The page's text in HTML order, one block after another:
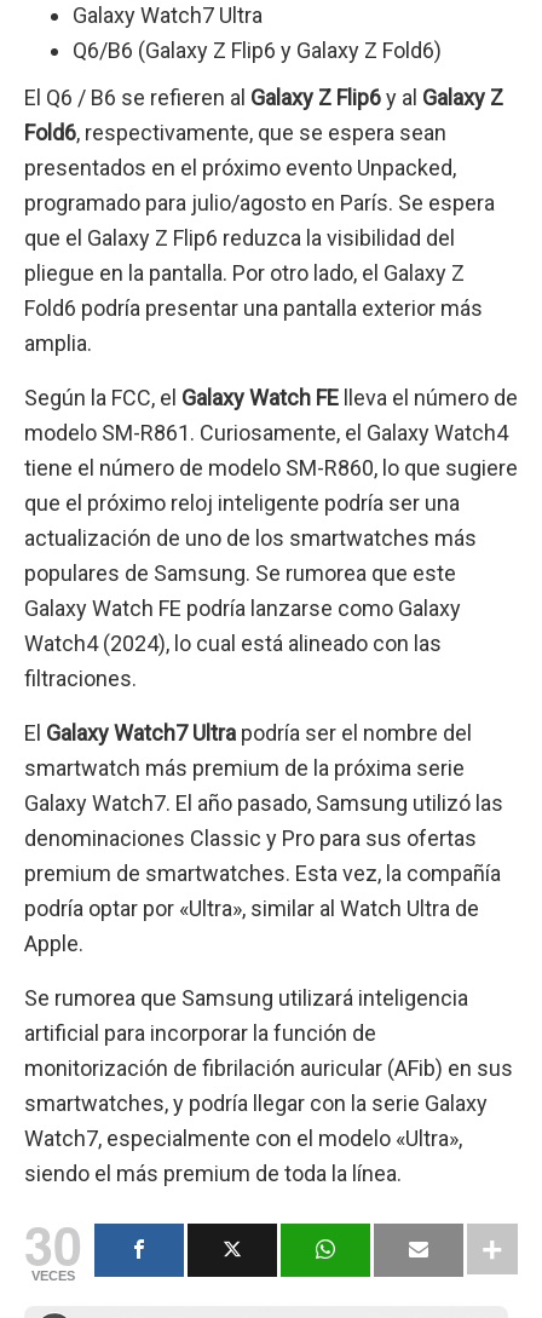
Galaxy Watch7 Ultra
Q6/B6 (Galaxy Z Flip6 y Galaxy Z Fold6)
El Q6 / B6 se refieren al Galaxy Z Flip6y al Galaxy Z
Fold6, respectivamente, que se espera sean
presentados en el próximo evento Unpacked,
programado para julio/agosto en París. Se espera
que el Galaxy Z Flip6 reduzca la visibilidad del
pliegue en la pantalla. Por otro lado, el Galaxy Z
Fold6 podría presentar una pantalla exterior más
amplia.
Según la FCC, el Galaxy Watch FE lleva el número de
modelo SM-R861. Curiosamente, el Galaxy Watch4
tiene el número de modelo SM-R860, lo que sugiere
que el próximo reloj inteligente podría ser una
actualización de uno de los smartwatches más
populares de Samsung. Se rumorea que este
Galaxy Watch FE podría lanzarse como Galaxy
Watch4 (2024), lo cual está alineado con las
filtraciones.
El Galaxy Watch7 Ultra podría ser el nombre del
smartwatch más premium de la próxima serie
Galaxy Watch7. El año pasado, Samsung utilizó las
denominaciones Classic y Pro para sus ofertas
premium de smartwatches. Esta vez, la compañía
podría optar por «Ultra», similar al Watch Ultra de
Apple.
Se rumorea que Samsung utilizará inteligencia
artificial para incorporar la función de
monitorización de fibrilación auricular (AFib) en sus
smartwatches, y podría llegar con la serie Galaxy
Watch7, especialmente con el modelo «Ultra»,
siendo el más premium de toda la línea.
30
VECES